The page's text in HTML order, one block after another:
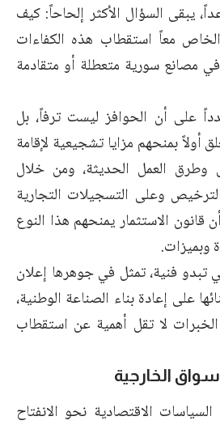
يبقى السؤال الأكثر إلحاحاً: كيف
معاً استقطاب هذه الكفاءات
مصانع سورية متعطلة أو متقادمة
على أن الحوافز ليست ترفاً، بل
أولاً بمنحهم مزايا تشجيعية لإقامة
وطرق العمل الحديثة، ومن خلال
وعلى التسجيلات التجارية
قانون الاستثمار يمنحهم هذا النوع
وبميزات.
تبدو فنية، تمثل في جوهرها إعلان
على إعادة بناء الصناعة الوطنية،
لا تقل أهمية عن استقطاب
الخارجية
الاقتصادية نحو الانفتاح